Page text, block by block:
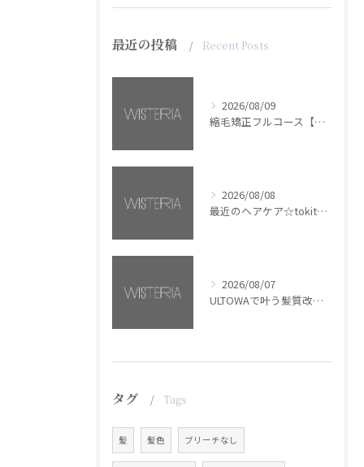
最近の投稿 Recent Posts
2026/08/09
縮毛矯正フルコース【銀座・美容室WISTERIA】
2026/08/08
最近のヘアケア☆tokita【銀座・美容室WISTERIA】
2026/08/07
ULTOWAで叶う髪質改善美髪カラー【銀座・美容室WISTERIA】
タグ Tags
髪 髪色 ブリーチなし